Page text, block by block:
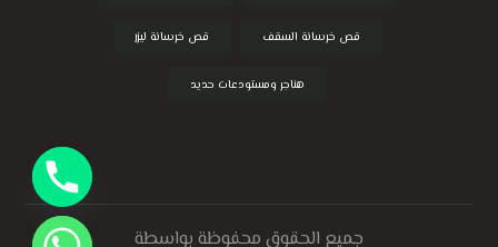
قص خرسانة السقف قص خرسانة ليزر
هناجر ومستودعات حديد
جميع الحقوق محفوظة بواسطة